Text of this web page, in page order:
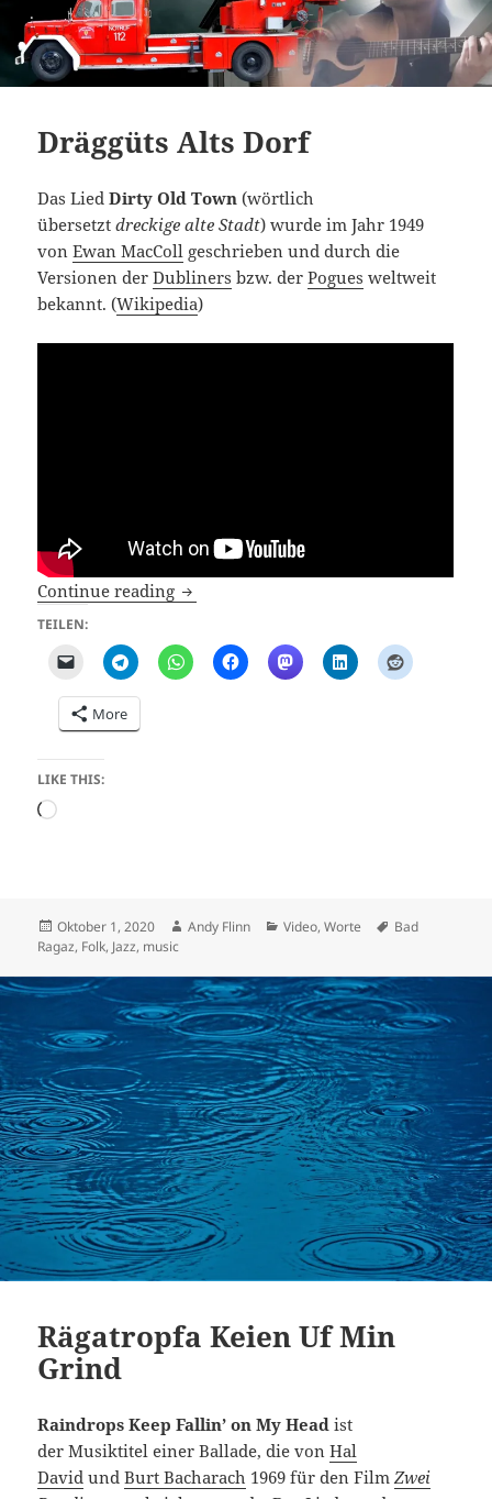
Dräggüts Alts Dorf
Das LiedDirty Old Town (wörtlich
übersetztdreckige alte Stadt) wurde im Jahr 1949
vonEwan MacColl geschrieben und durch die
Versionen derDubliners bzw. derPogues weltweit
bekannt. (Wikipedia)
Continue reading Dräggüts Alts Dorf
TEILEN:
More
LIKE THIS:
Loading…
Posted
on
Oktober 1, 2020 Author
Andy Flinn Categories
Video,Worte Tags
Bad
Ragaz, Folk, Jazz, music
Rägatropfa Keien Uf Min
Grind
Raindrops Keep Fallin’ on My Head ist
der Musiktitel einer Ballade, die vonHal
David undBurt Bacharach 1969 für den FilmZwei